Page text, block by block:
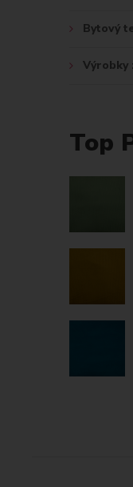
Bytový
Výrobky
Top